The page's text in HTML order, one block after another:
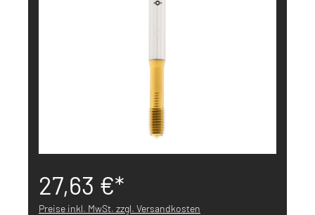
27,63 €*
Preise inkl. MwSt. zzgl. Versandkosten